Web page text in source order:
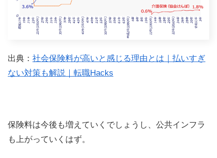
出典： 社会保険料が高いと感じる理由とは｜払いすぎ
ない対策も解説｜転職Hacks
保険料は今後も増えていくでしょうし、公共インフラ
も上がっていくはず。